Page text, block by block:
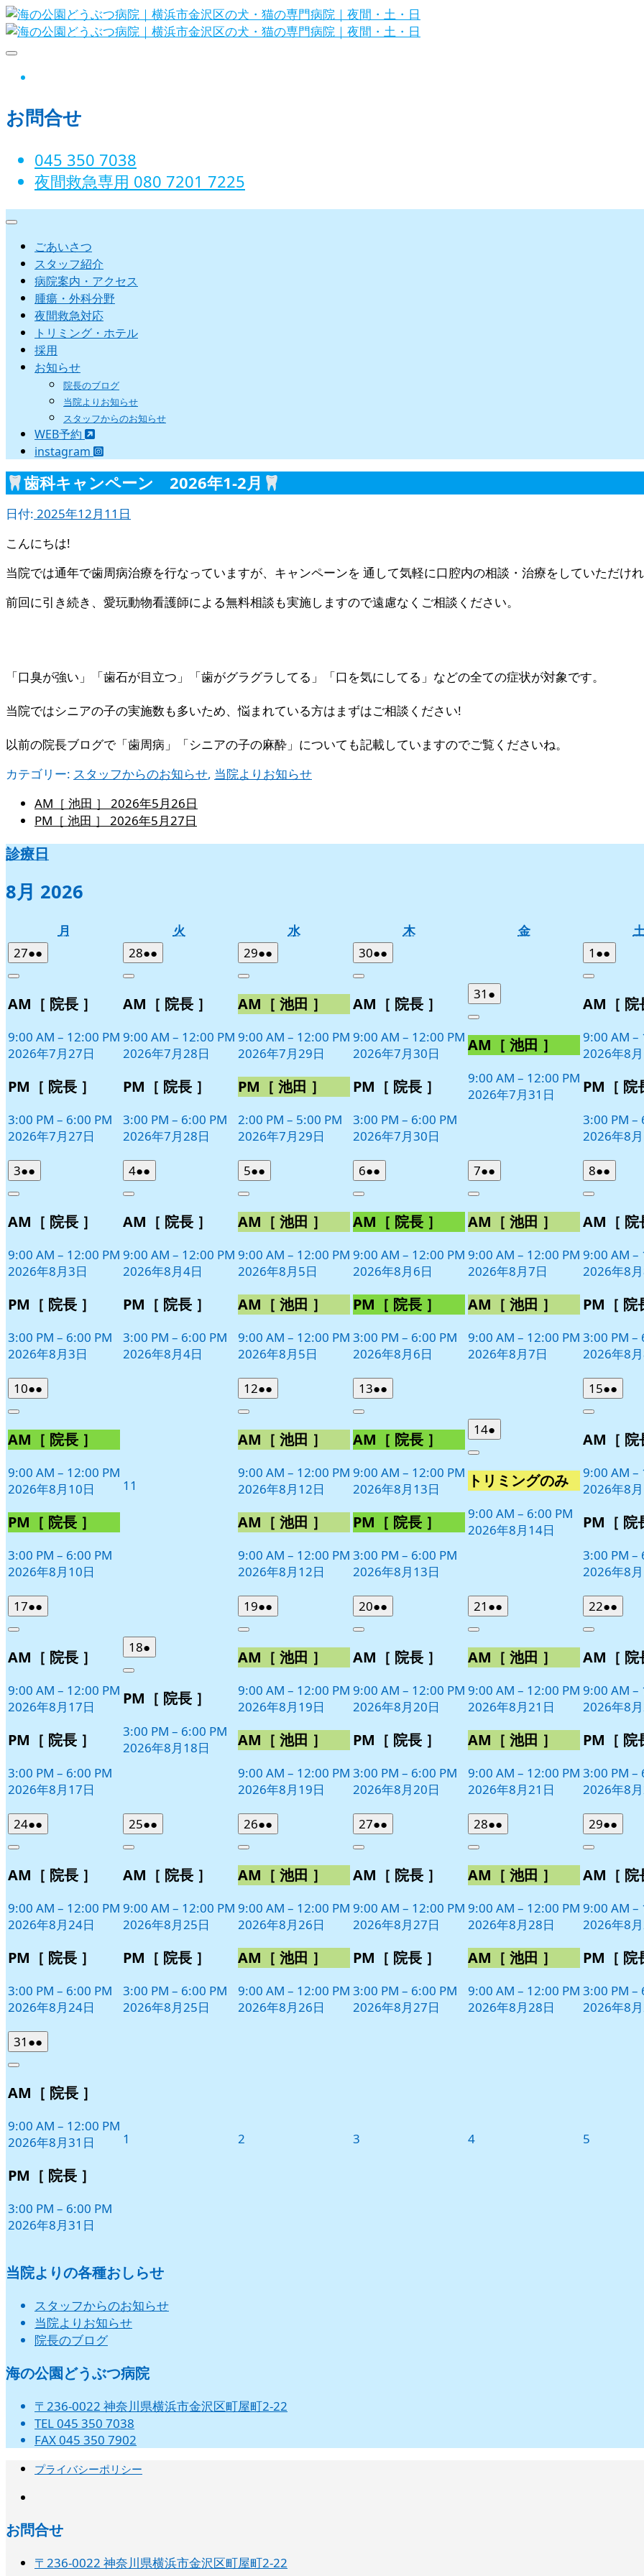
Skip
to
お問合せ
045 350 7038‬
夜間救急専用 080 7201 7225‬
ごあいさつ
スタッフ紹介
病院案内・アクセス
腫瘍・外科分野
夜間救急対応
トリミング・ホテル
採用
お知らせ
院長のブログ
当院よりお知らせ
スタッフからのお知らせ
WEB予約
instagram
歯科キャンペーン 2026年1-2月
日付: 2025年12月11日
こんにちは!
当院では通年で歯周病治療を行なっていますが、キャンペーンを 通して気軽に口腔内の相談・治療をしていただけ
前回に引き続き、愛玩動物看護師による無料相談も実施しますので遠慮なくご相談ください。
「口臭が強い」「歯石が目立つ」「歯がグラグラしてる」「口を気にしてる」などの全ての症状が対象です。
当院ではシニアの子の実施数も多いため、悩まれている方はまずはご相談ください!
以前の院長ブログで「歯周病」「シニアの子の麻酔」についても記載していますのでご覧くださいね。
カテゴリー: スタッフからのお知らせ, 当院よりお知らせ
AM［ 池田 ］ 2026年5月26日
PM［ 池田 ］ 2026年5月27日
診療日
8月 2026
月 火 水水
木木
金金
272026
年
月
日
●●
件
イ
ン
ト)
Close
AM［ 院長 ］
9:00 AM – 12:00 PM
2026年7月27日
PM［ 院長 ］
3:00 PM – 6:00 PM
2026年7月27日
282026
年
月
日
●●
件
イ
ン
ト)
Close
AM［ 院長 ］
9:00 AM – 12:00 PM
2026年7月28日
PM［ 院長 ］
3:00 PM – 6:00 PM
2026年7月28日
292026
年
月
29
日
●●
件
イ
ン
ト)
Close
AM［ 池田 ］
9:00 AM – 12:00 PM
2026年7月29日
PM［ 池田 ］
2:00 PM – 5:00 PM
2026年7月29日
302026
年
月
日
●●
件
イ
ン
ト)
Close
AM［ 院長 ］
9:00 AM – 12:00 PM
2026年7月30日
PM［ 院長 ］
3:00 PM – 6:00 PM
2026年7月30日
31 2026
年
月
31
日
●
件
イ
ン
ト)
Close
AM［ 池田 ］
9:00 AM – 12:00 PM
2026年7月31日
1 2026
年
月
日
●●
件
イ
ン
ト)
Close
AM［ 院
9:00 AM –
2026年8
PM［ 院
3:00 PM –
2026年8
32026
年
月
日
●●
件
イ
ン
ト)
Close
AM［ 院長 ］
9:00 AM – 12:00 PM
2026年8月3日
PM［ 院長 ］
3:00 PM – 6:00 PM
2026年8月3日
42026
年
月
日
●●
件
イ
ン
ト)
Close
AM［ 院長 ］
9:00 AM – 12:00 PM
2026年8月4日
PM［ 院長 ］
3:00 PM – 6:00 PM
2026年8月4日
52026
年
月
5
日
●●
件
イ
ン
ト)
Close
AM［ 池田 ］
9:00 AM – 12:00 PM
2026年8月5日
AM［ 池田 ］
9:00 AM – 12:00 PM
2026年8月5日
62026
年
月
6
日
●●
件
イ
ン
ト)
Close
AM［ 院長 ］
9:00 AM – 12:00 PM
2026年8月6日
PM［ 院長 ］
3:00 PM – 6:00 PM
2026年8月6日
72026
年
月
7
日
●●
件
イ
ン
ト)
Close
AM［ 池田 ］
9:00 AM – 12:00 PM
2026年8月7日
AM［ 池田 ］
9:00 AM – 12:00 PM
2026年8月7日
82026
年
月
日
●●
件
イ
ン
ト)
Close
AM［ 院
9:00 AM –
2026年8
PM［ 院
3:00 PM –
2026年8
102026
年
月
10
日
●●
件
イ
ン
ト)
Close
AM［ 院長 ］
9:00 AM – 12:00 PM
2026年8月10日
PM［ 院長 ］
3:00 PM – 6:00 PM
2026年8月10日
11
122026
年
月
12
日
●●
件
イ
ン
ト)
Close
AM［ 池田 ］
9:00 AM – 12:00 PM
2026年8月12日
AM［ 池田 ］
9:00 AM – 12:00 PM
2026年8月12日
132026
年
月
13
日
●●
件
イ
ン
ト)
Close
AM［ 院長 ］
9:00 AM – 12:00 PM
2026年8月13日
PM［ 院長 ］
3:00 PM – 6:00 PM
2026年8月13日
142026
年
月
14
日
●
件
イ
ン
ト)
Close
トリミングのみ
9:00 AM – 6:00 PM
2026年8月14日
152026
年
月
日
●●
件
イ
ン
ト)
Close
AM［ 院
9:00 AM –
2026年8
PM［ 院
3:00 PM –
2026年8
172026
年
月
日
●●
件
イ
ン
ト)
Close
AM［ 院長 ］
9:00 AM – 12:00 PM
2026年8月17日
PM［ 院長 ］
3:00 PM – 6:00 PM
2026年8月17日
182026
年
月
日
●
件
イ
ン
ト)
Close
PM［ 院長 ］
3:00 PM – 6:00 PM
2026年8月18日
192026
年
月
19
日
●●
件
イ
ン
ト)
Close
AM［ 池田 ］
9:00 AM – 12:00 PM
2026年8月19日
AM［ 池田 ］
9:00 AM – 12:00 PM
2026年8月19日
202026
年
月
日
●●
件
イ
ン
ト)
Close
AM［ 院長 ］
9:00 AM – 12:00 PM
2026年8月20日
PM［ 院長 ］
3:00 PM – 6:00 PM
2026年8月20日
21 2026
年
月
21
日
●●
件
イ
ン
ト)
Close
AM［ 池田 ］
9:00 AM – 12:00 PM
2026年8月21日
AM［ 池田 ］
9:00 AM – 12:00 PM
2026年8月21日
222026
年
月
日
●●
件
イ
ン
ト)
Close
AM［ 院
9:00 AM –
2026年8
PM［ 院
3:00 PM –
2026年8
242026
年
月
日
●●
件
イ
ン
ト)
Close
AM［ 院長 ］
9:00 AM – 12:00 PM
2026年8月24日
PM［ 院長 ］
3:00 PM – 6:00 PM
2026年8月24日
252026
年
月
日
●●
件
イ
ン
ト)
Close
AM［ 院長 ］
9:00 AM – 12:00 PM
2026年8月25日
PM［ 院長 ］
3:00 PM – 6:00 PM
2026年8月25日
262026
年
月
26
日
●●
件
イ
ン
ト)
Close
AM［ 池田 ］
9:00 AM – 12:00 PM
2026年8月26日
AM［ 池田 ］
9:00 AM – 12:00 PM
2026年8月26日
272026
年
月
日
●●
件
イ
ン
ト)
Close
AM［ 院長 ］
9:00 AM – 12:00 PM
2026年8月27日
PM［ 院長 ］
3:00 PM – 6:00 PM
2026年8月27日
282026
年
月
28
日
●●
件
イ
ン
ト)
Close
AM［ 池田 ］
9:00 AM – 12:00 PM
2026年8月28日
AM［ 池田 ］
9:00 AM – 12:00 PM
2026年8月28日
292026
年
月
日
●●
件
イ
ン
ト)
Close
AM［ 院
9:00 AM –
2026年8
PM［ 院
3:00 PM –
2026年8
31 2026
年
月
日
●●
件
イ
ン
ト)
Close
AM［ 院長 ］
9:00 AM – 12:00 PM
2026年8月31日
PM［ 院長 ］
3:00 PM – 6:00 PM
2026年8月31日
1 2 3 42026
5
当院よりの各種おしらせ
スタッフからのお知らせ
当院よりお知らせ
院長のブログ
海の公園どうぶつ病院
〒236-0022 神奈川県横浜市金沢区町屋町2-22
TEL 045 350 7038
FAX 045 350 7902
プライバシーポリシー
お問合せ
〒236-0022 神奈川県横浜市金沢区町屋町2-22